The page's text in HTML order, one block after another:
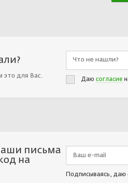
это для Вас.
Даю согласие
письма
на
Подписываясь, даю